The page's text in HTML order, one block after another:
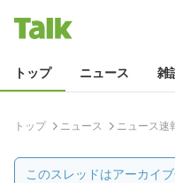
トップ ニュース 雑
トップ ニュース ニュース速
このスレッドはアーカイ